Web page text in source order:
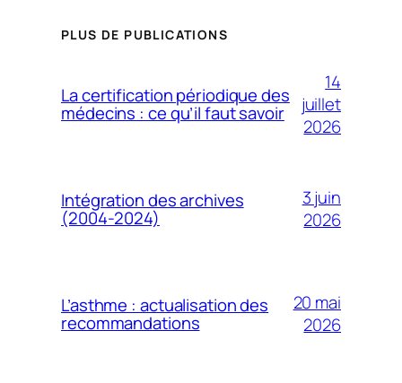
PLUS DE PUBLICATIONS
La certification périodique des
médecins : ce qu’il faut savoir
14
juillet
2026
Intégration des archives
(2004-2024)
3 juin
2026
L’asthme : actualisation des
recommandations
20 mai
2026